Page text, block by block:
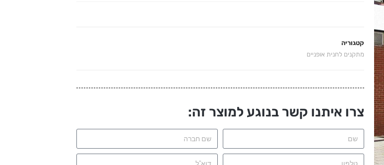
קטגוריה
מתקנים לחנית אופניים
צרו איתנו קשר בנוגע למוצר זה: